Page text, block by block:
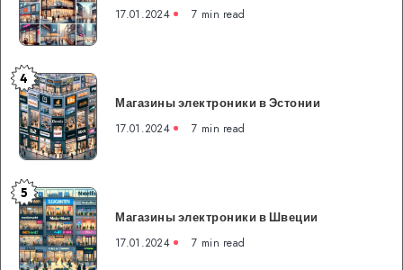
в
Южной
17.01.2024 7 min read
Магазины
электроники
в
Эстонии
4
Магазины электроники в Эстонии
17.01.2024 7 min read
Магазины
электроники
в
Швеции
5
Магазины электроники в Швеции
17.01.2024 7 min read